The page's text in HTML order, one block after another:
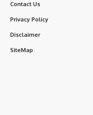
Contact Us
Privacy Policy
Disclaimer
SiteMap